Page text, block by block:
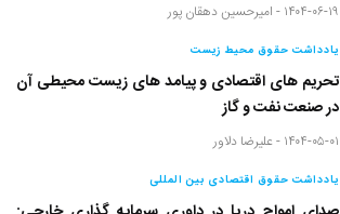
۱۴۰۴-۰۶-۱۹ - امیرحسین دهقان پور
یادداشت حقوق محیط زیست
تحریم های اقتصادی و پیامد های زیست محیطی آن
در صنعت نفت و گاز
۱۴۰۴-۰۵-۰۱ - علیرضا دلاور
یادداشت حقوق اقتصادی بین المللی